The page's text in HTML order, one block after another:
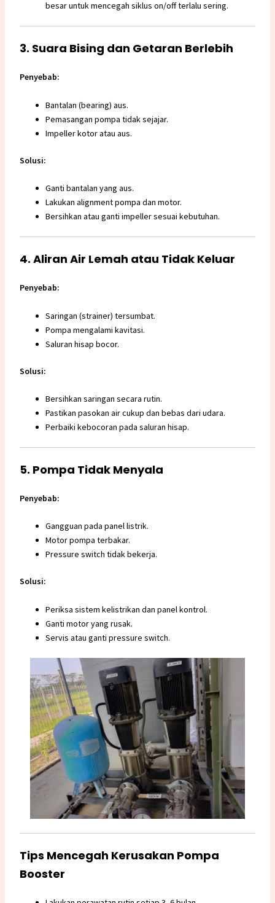
besar untuk mencegah siklus on/off terlalu sering.
3. Suara Bising dan Getaran Berlebih
Penyebab:
Bantalan (bearing) aus.
Pemasangan pompa tidak sejajar.
Impeller kotor atau aus.
Solusi:
Ganti bantalan yang aus.
Lakukan alignment pompa dan motor.
Bersihkan atau ganti impeller sesuai kebutuhan.
4. Aliran Air Lemah atau Tidak Keluar
Penyebab:
Saringan (strainer) tersumbat.
Pompa mengalami kavitasi.
Saluran hisap bocor.
Solusi:
Bersihkan saringan secara rutin.
Pastikan pasokan air cukup dan bebas dari udara.
Perbaiki kebocoran pada saluran hisap.
5. Pompa Tidak Menyala
Penyebab:
Gangguan pada panel listrik.
Motor pompa terbakar.
Pressure switch tidak bekerja.
Solusi:
Periksa sistem kelistrikan dan panel kontrol.
Ganti motor yang rusak.
Servis atau ganti pressure switch.
Tips Mencegah Kerusakan Pompa
Booster